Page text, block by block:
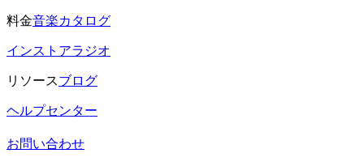
料金音楽カタログ
インストアラジオ
リソースブログ
ヘルプセンター
お問い合わせ